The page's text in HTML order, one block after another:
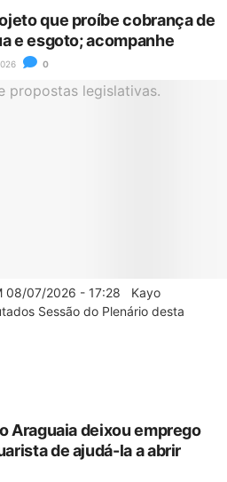
que proíbe cobrança de
e esgoto; acompanhe
0
08/07/2026 - 17:28 Kayo
Sessão do Plenário desta
Araguaia deixou emprego
de ajudá-la a abrir